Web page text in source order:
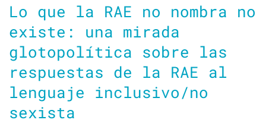
Lo que la RAE no nombra no
existe: una mirada
glotopolítica sobre las
respuestas de la RAE al
lenguaje inclusivo/no
sexista